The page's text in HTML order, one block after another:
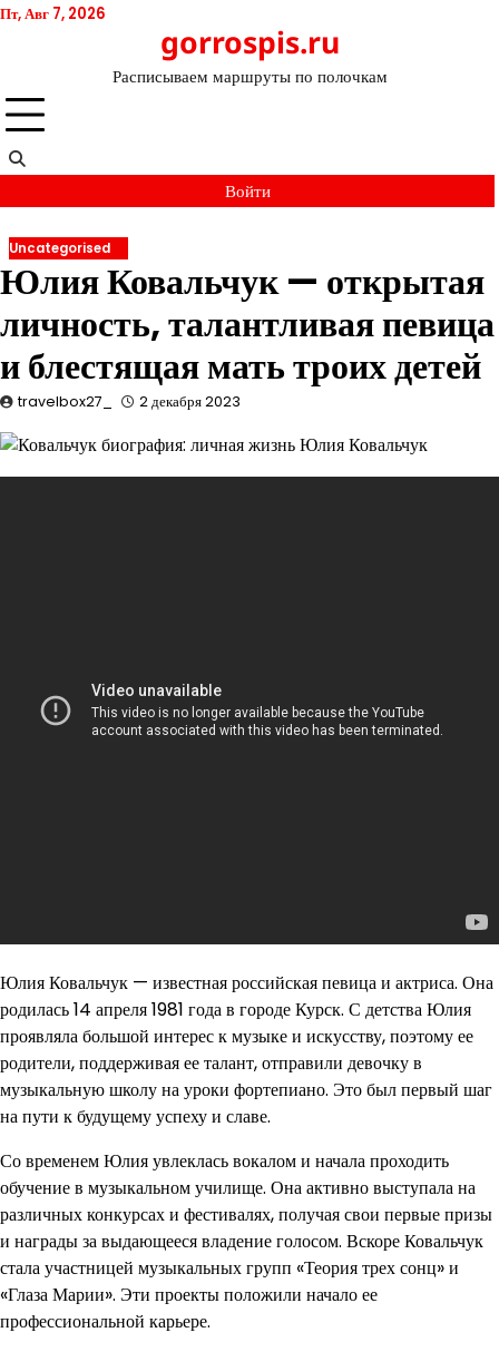
Перейти
Пт, Авг 7, 2026
gorrospis.ru
Расписываем маршруты по полочкам
Войти
Uncategorised
Юлия Ковальчук — открытая
личность, талантливая певица
и блестящая мать троих детей
travelbox27_ 2 декабря 2023
Юлия Ковальчук — известная российская певица и актриса. Она
родилась 14 апреля 1981 года в городе Курск. С детства Юлия
проявляла большой интерес к музыке и искусству, поэтому ее
родители, поддерживая ее талант, отправили девочку в
музыкальную школу на уроки фортепиано. Это был первый шаг
на пути к будущему успеху и славе.
Со временем Юлия увлеклась вокалом и начала проходить
обучение в музыкальном училище. Она активно выступала на
различных конкурсах и фестивалях, получая свои первые призы
и награды за выдающееся владение голосом. Вскоре Ковальчук
стала участницей музыкальных групп «Теория трех сонц» и
«Глаза Марии». Эти проекты положили начало ее
профессиональной карьере.